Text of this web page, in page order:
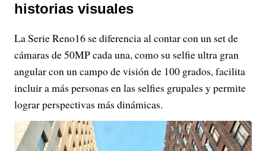
historias visuales
La Serie Reno16 se diferencia al contar con un set de
cámaras de 50MP cada una, como su selfie ultra gran
angular con un campo de visión de 100 grados, facilita
incluir a más personas en las selfies grupales y permite
lograr perspectivas más dinámicas.